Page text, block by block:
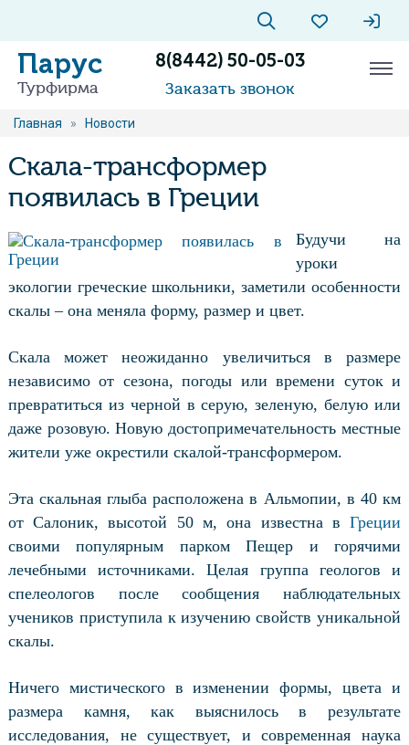
Парус
Турфирма
8(8442) 50-05-03
Заказать звонок
Главная » Новости
Скала-трансформер
появилась в Греции
Будучи на
уроки
экологии греческие школьники, заметили особенности
скалы – она меняла форму, размер и цвет.
Скала может неожиданно увеличиться в размере
независимо от сезона, погоды или времени суток и
превратиться из черной в серую, зеленую, белую или
даже розовую. Новую достопримечательность местные
жители уже окрестили скалой-трансформером.
Эта скальная глыба расположена в Альмопии, в 40 км
от Салоник, высотой 50 м, она известна вГреции
своими популярным парком Пещер и горячими
лечебными источниками. Целая группа геологов и
спелеологов после сообщения наблюдательных
учеников приступила к изучению свойств уникальной
скалы.
Ничего мистического в изменении формы, цвета и
размера камня, как выяснилось в результате
исследования, не существует, и современная наука